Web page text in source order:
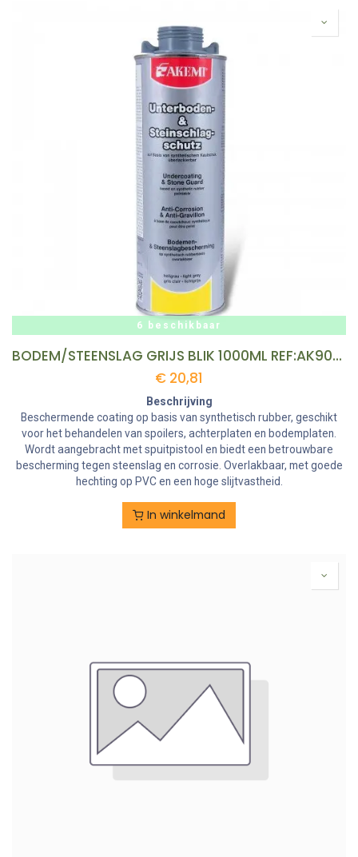
6 beschikbaar
BODEM/STEENSLAG GRIJS BLIK 1000ML REF:AK90016 AKEMI
€ 20,81
Beschrijving
Beschermende coating op basis van synthetisch rubber, geschikt
voor het behandelen van spoilers, achterplaten en bodemplaten.
Wordt aangebracht met spuitpistool en biedt een betrouwbare
bescherming tegen steenslag en corrosie. Overlakbaar, met goede
hechting op PVC en een hoge slijtvastheid.
In winkelmand